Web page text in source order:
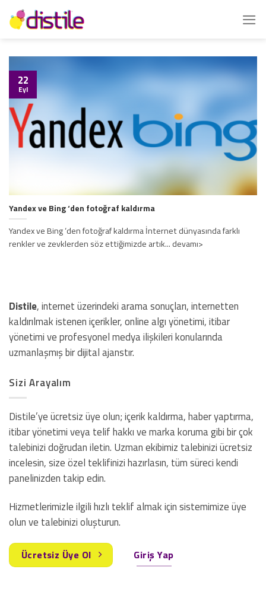
İçeriğe
atla
Yandex ve Bing ‘den fotoğraf kaldırma
Yandex ve Bing ‘den fotoğraf kaldırma İnternet dünyasında farklı
renkler ve zevklerden söz ettiğimizde artık... devamı>
22
Eyl
Distile, internet üzerindeki arama sonuçları, internetten
kaldırılmak istenen içerikler, online algı yönetimi, itibar
yönetimi ve profesyonel medya ilişkileri konularında
uzmanlaşmış bir dijital ajanstır.
Sizi Arayalım
Distile’ye ücretsiz üye olun; içerik kaldırma, haber yaptırma,
itibar yönetimi veya telif hakkı ve marka koruma gibi bir çok
talebinizi doğrudan iletin. Uzman ekibimiz talebinizi ücretsiz
incelesin, size özel teklifinizi hazırlasın, tüm süreci kendi
panelinizden takip edin.
Hizmetlerimizle ilgili hızlı teklif almak için sistemimize üye
olun ve talebinizi oluşturun.
Ücretsiz Üye Ol Giriş Yap